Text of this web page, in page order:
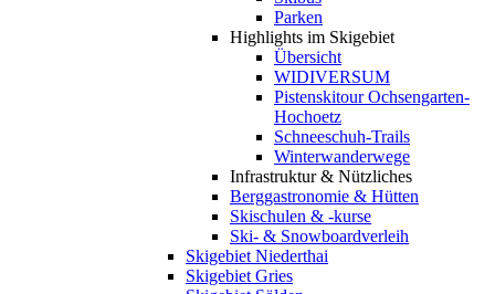
Parken
Highlights im Skigebiet
Übersicht
WIDIVERSUM
Pistenskitour Ochsengarten-
Hochoetz
Schneeschuh-Trails
Winterwanderwege
Infrastruktur & Nützliches
Berggastronomie & Hütten
Skischulen & -kurse
Ski- & Snowboardverleih
Skigebiet Niederthai
Skigebiet Gries